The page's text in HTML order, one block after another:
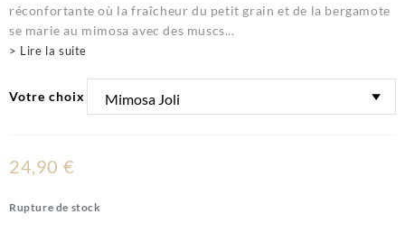
réconfortante où la fraîcheur du petit grain et de la bergamote
se marie au mimosa avec des muscs...
> Lire la suite
Votre choix
24,90 €
Rupture de stock